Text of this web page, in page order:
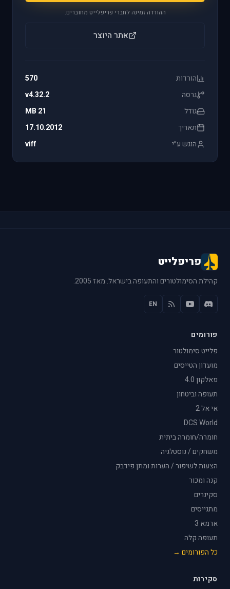
ההורדה זמינה לחברי פריפלייט מחוברים.
אתר היוצר
הורדות
570
גרסה
v4.32.2
גודל
21 MB
תאריך
17.10.2012
הוגש ע״י
viff
פריפלייט
קהילת הסימולטורים והתעופה בישראל. מאז 2005.
EN
פורומים
פלייט סימולטור
מועדון הטייסים
פאלקון 4.0
תעופה וביטחון
אי אל 2
DCS World
חומרה/חומרה ביתית
משחקים / נוסטלגיה
הצעות לשיפור / הערות ומתן פידבק
קנה ומכור
סקינרים
מתגייסים
ארמא 3
תעופה קלה
כל הפורומים →
סקירות